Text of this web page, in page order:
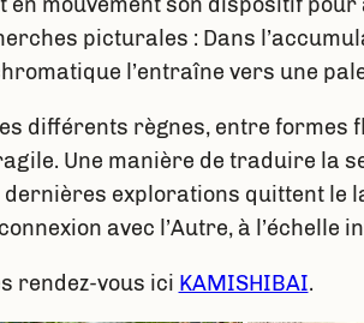
mouvement son dispositif
picturales : Dans
l’entraîne vers une
différents règnes, entre formes
Une manière de traduire la
dernières explorations quittent
avec l’Autre, à l’échelle
rendez-vous ici KAMISHIBAI.